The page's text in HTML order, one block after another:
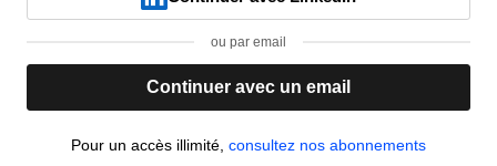
ou par email
Continuer avec un email
Pour un accès illimité, consultez nos abonnements